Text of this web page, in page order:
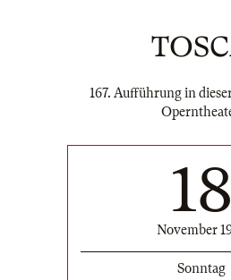
167. Aufführung in
18
November
Sonntag